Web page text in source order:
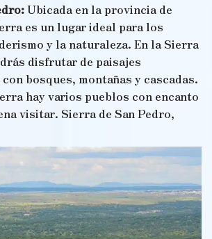
Ubicada en la provincia de
es un lugar ideal para los
y la naturaleza. En la Sierra
disfrutar de paisajes
bosques, montañas y cascadas.
hay varios pueblos con encanto
visitar. Sierra de San Pedro,